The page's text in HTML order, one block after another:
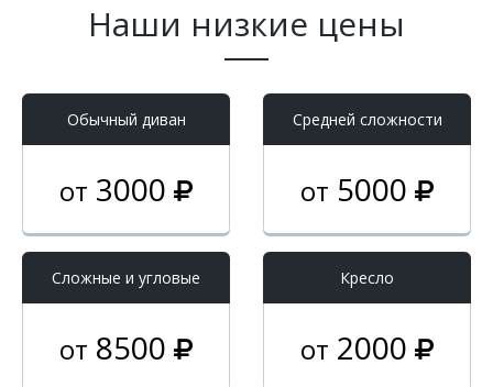
Наши низкие цены
Обычный диван
от 3000
Средней сложности
от 5000
Cложные и угловые
от 8500
Кресло
от 2000